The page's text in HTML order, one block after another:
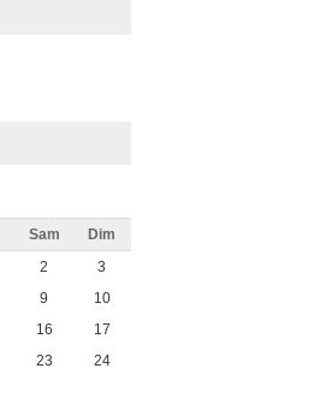
Sam Dim
2
3
9
10
16
17
23
24